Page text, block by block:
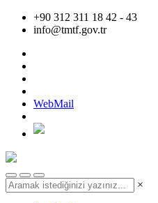
+90 312 311 18 42 - 43
info@tmtf.gov.tr
WebMail
×